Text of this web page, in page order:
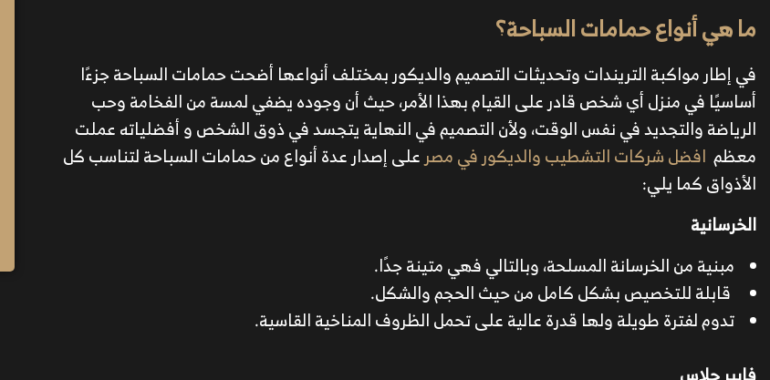
ما هي أنواع حمامات السباحة؟
في إطار مواكبة التريندات وتحديثات التصميم والديكور بمختلف أنواعها أضحت حمامات السباحة جزءًا
أساسيًا في منزل أي شخص قادر على القيام بهذا الأمر، حيث أن وجوده يضفي لمسة من الفخامة وحب
الرياضة والتجديد في نفس الوقت، ولأن التصميم في النهاية يتجسد في ذوق الشخص و أفضلياته عملت
معظم افضل شركات التشطيب والديكور في مصر على إصدار عدة أنواع من حمامات السباحة لتناسب كل
الأذواق كما يلي:
الخرسانية
مبنية من الخرسانة المسلحة، وبالتالي فهي متينة جدًا.
قابلة للتخصيص بشكل كامل من حيث الحجم والشكل.
تدوم لفترة طويلة ولها قدرة عالية على تحمل الظروف المناخية القاسية.